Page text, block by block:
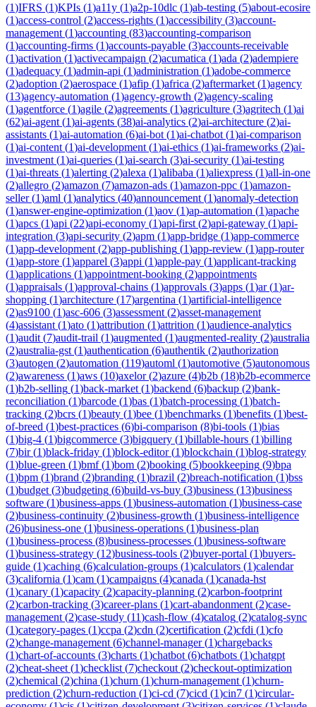
(1)IFRS (1)KPIs (1)a11y (1)a2p-10dlc (1)ab-testing (5)about-ecosire
(1)access-control (2)access-rights (1)accessibility (3)account-
management (1)accounting (83)accounting-comparison
(1)accounting-firms (1)accounts-payable (3)accounts-receivable
(1)activation (1)activecampaign (2)acumatica (1)ada (2)adempiere
(1)adequacy (1)admin-api (1)administration (1)adobe-commerce
(2)adoption (2)aerospace (1)afip (1)africa (2)aftermarket (1)agency
(13)agency-automation (1)agency-growth (2)agency-scaling
(1)agentforce (1)agile (2)agreements (1)agriculture (3)agritech (1)ai
(62)ai-agent (1)ai-agents (38)ai-analytics (2)ai-architecture (2)ai-
assistants (1)ai-automation (6)ai-bot (1)ai-chatbot (1)ai-comparison
(1)ai-content (1)ai-development (1)ai-ethics (1)ai-frameworks (2)ai-
investment (1)ai-queries (1)ai-search (3)ai-security (1)ai-testing
(1)ai-threats (1)alerting (2)alexa (1)alibaba (1)aliexpress (1)all-in-one
(2)allegro (2)amazon (7)amazon-ads (1)amazon-ppc (1)amazon-
seller(1)aml (1)analytics (40)announcement (1)anomaly-detection
(1)answer-engine-optimization (1)aov (1)ap-automation (1)apache
(1)apcs (1)api (22)api-economy (1)api-first (2)api-gateway (1)api-
integration (3)api-security (2)apm (1)app-bridge (1)app-commerce
(1)app-development (2)app-publishing (1)app-review (1)app-router
(1)app-store (1)apparel (3)appi (1)apple-pay (1)applicant-tracking
(1)applications (1)appointment-booking (2)appointments
(1)appraisals (1)approval-chains (1)approvals (3)apps (1)ar(1)ar-
shopping (1)architecture (17)argentina (1)artificial-intelligence
(2)as9100 (1)asc-606 (3)assessment (2)asset-management
(4)assistant (1)ato (1)attribution (1)attrition (1)audience-analytics
(1)audit (7)audit-trail (1)augmented (1)augmented-reality (2)australia
(2)australia-gst (1)authentication (6)authentik (2)authorization
(3)autogen (2)automation (119)automl (1)automotive (5)autonomous
(2)awareness (1)aws (10)axelor(2)azure (4)b2b (18)b2b-ecommerce
(1)b2b-selling (1)back-market (1)backend (6)backup (2)bank-
reconciliation (1)barcode (1)bas (1)batch-processing (1)batch-
tracking (2)bcrs (1)beauty (1)bee (1)benchmarks (1)benefits (1)best-
of-breed (1)best-practices (6)bi-comparison (8)bi-tools (1)bias
(1)big-4 (1)bigcommerce (3)bigquery (1)billable-hours (1)billing
(7)bir(1)black-friday (1)block-editor(1)blockchain (1)blog-strategy
(1)blue-green (1)bmf(1)bom (2)booking (5)bookkeeping (9)bpa
(1)bpm (1)brand (2)branding (1)brazil (2)breach-notification (1)bss
(1)budget (3)budgeting (6)build-vs-buy (3)business (13)business
software (1)business-apps (1)business-automation (1)business-case
(2)business-continuity (2)business-growth (1)business-intelligence
(26)business-one (1)business-operations (1)business-plan
(1)business-process (8)business-processes (1)business-software
(1)business-strategy (12)business-tools (2)buyer-portal (1)buyers-
guide (1)caching (6)calculation-groups (1)calculators (1)calendar
(3)california (1)cam (1)campaigns (4)canada (1)canada-hst
(1)canary (1)capacity (2)capacity-planning (2)carbon-footprint
(2)carbon-tracking (3)career-plans (1)cart-abandonment (2)case-
management (2)case-study (11)cash-flow (4)catalog (2)catalog-sync
(1)category-pages (1)ccpa (2)cdn (2)certification (2)cfdi (1)cfo
(2)change-management (6)channel-manager(1)chargebacks
(1)chart-of-accounts (3)charts (1)chatbot (6)chatbots (1)chatgpt
(2)cheat-sheet (1)checklist (7)checkout (2)checkout-optimization
(2)chemical (2)china (1)churn (1)churn-management (1)churn-
prediction (2)churn-reduction (1)ci-cd (7)cicd (1)cin7 (1)circular-